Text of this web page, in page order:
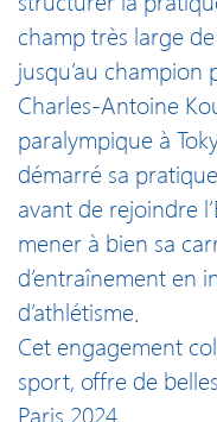
champ très large
jusqu’au champion
Charles-Antoine
paralympique à
démarré sa
avant de rejoindre
mener à bien sa
d’entraînement en
d’athlétisme.
Cet engagement
sport, offre de
Paris 2024.